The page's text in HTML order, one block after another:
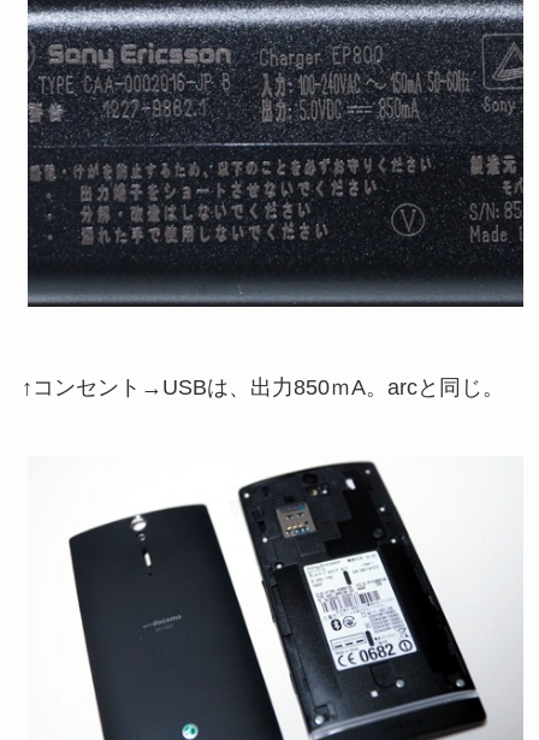
↑コンセント→USBは、出力850ｍA。arcと同じ。